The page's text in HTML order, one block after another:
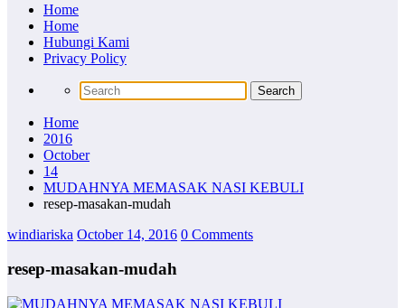
Home
Home
Hubungi Kami
Privacy Policy
Home
2016
October
14
MUDAHNYA MEMASAK NASI KEBULI
resep-masakan-mudah
windiariska October 14, 2016 0 Comments
resep-masakan-mudah